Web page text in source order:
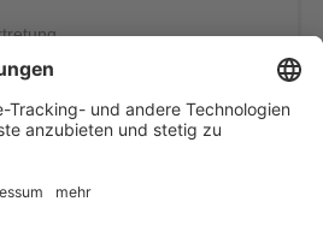
13 21
Schreiber